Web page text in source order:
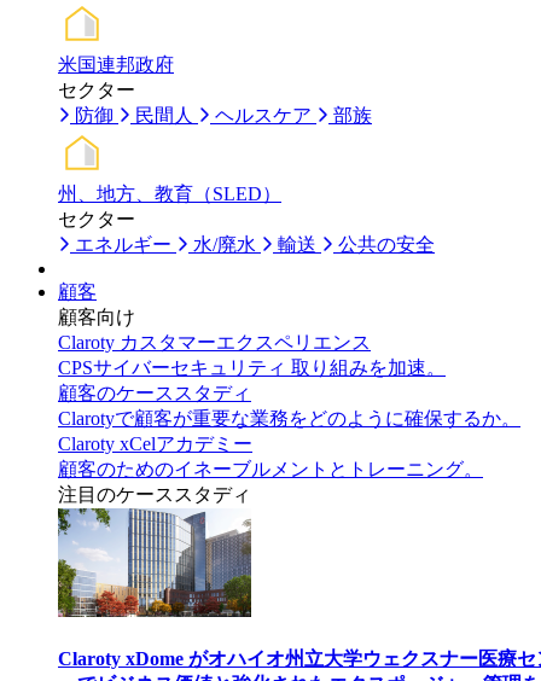
米国連邦政府
セクター
防御
民間人 ヘルスケア 部族
州、地方、教育（SLED）
セクター
エネルギー
水/廃水 輸送 公共の安全
顧客
顧客向け
Claroty カスタマーエクスペリエンス
CPSサイバーセキュリティ 取り組みを加速。
顧客のケーススタディ
Clarotyで顧客が重要な業務をどのように確保するか。
Claroty xCelアカデミー
顧客のためのイネーブルメントとトレーニング。
注目のケーススタディ
Claroty xDome がオハイオ州立大学ウェクスナー医療セ